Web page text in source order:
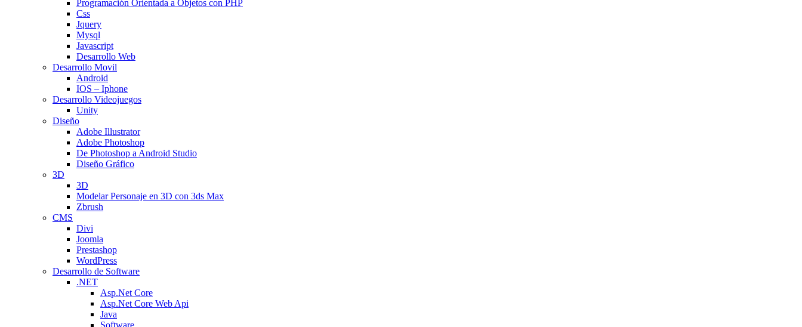
Programación Orientada a Objetos con PHP
Css
Jquery
Mysql
Javascript
Desarrollo Web
Desarrollo Movil
Android
IOS – Iphone
Desarrollo Videojuegos
Unity
Diseño
Adobe Illustrator
Adobe Photoshop
De Photoshop a Android Studio
Diseño Gráfico
3D
3D
Modelar Personaje en 3D con 3ds Max
Zbrush
CMS
Divi
Joomla
Prestashop
WordPress
Desarrollo de Software
.NET
Asp.Net Core
Asp.Net Core Web Api
Java